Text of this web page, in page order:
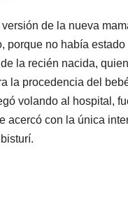
de la nueva
porque no había
la recién nacida,
la procedencia del
volando al hospital,
acercó con la única